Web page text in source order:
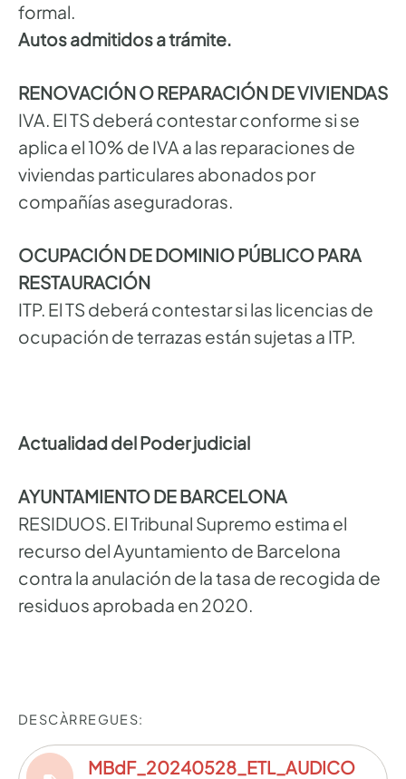
formal.
Autos admitidos a trámite.
RENOVACIÓN O REPARACIÓN DE VIVIENDAS
IVA. El TS deberá contestar conforme si se
aplica el 10% de IVA a las reparaciones de
viviendas particulares abonados por
compañías aseguradoras.
OCUPACIÓN DE DOMINIO PÚBLICO PARA
RESTAURACIÓN
ITP. El TS deberá contestar si las licencias de
ocupación de terrazas están sujetas a ITP.
Actualidad del Poder judicial
AYUNTAMIENTO DE BARCELONA
RESIDUOS. El Tribunal Supremo estima el
recurso del Ayuntamiento de Barcelona
contra la anulación de la tasa de recogida de
residuos aprobada en 2020.
DESCÀRREGUES:
MBdF_20240528_ETL_AUDICO